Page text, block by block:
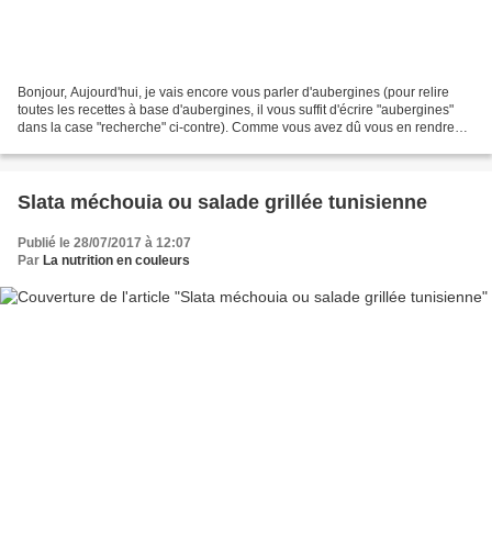
Bonjour, Aujourd'hui, je vais encore vous parler d'aubergines (pour relire
toutes les recettes à base d'aubergines, il vous suffit d'écrire "aubergines"
dans la case "recherche" ci-contre). Comme vous avez dû vous en rendre
Slata méchouia ou salade grillée tunisienne
Publié le 28/07/2017 à 12:07
Par La nutrition en couleurs